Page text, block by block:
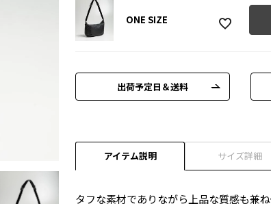
グレー
ONE SIZE
出荷予定日＆送料
アイテム説明 サイズ詳細
タフな素材でありながら上品な質感も兼